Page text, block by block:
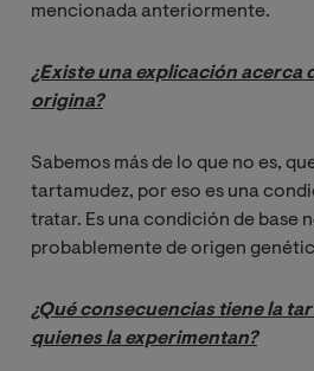
mencionada anteriormente.
¿Existe una explicación acerca
origina?
Sabemos más de lo que no es,
tartamudez, por eso es una
tratar. Es una condición de base
probablemente de origen
¿Qué consecuencias tiene la
quienes la experimentan?